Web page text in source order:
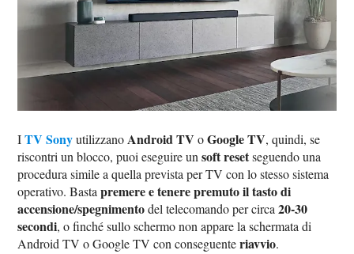
ITV SonyutilizzanoAndroid TV oGoogle TV, quindi, se
riscontri un blocco, puoi eseguire unsoft resetseguendo una
procedura simile a quella prevista per TV con lo stesso sistema
operativo. Bastapremere e tenere premuto il tasto di
accensione/spegnimentodel telecomando per circa20-30
secondi, o finché sullo schermo non appare la schermata di
Android TV o Google TV con conseguenteriavvio.